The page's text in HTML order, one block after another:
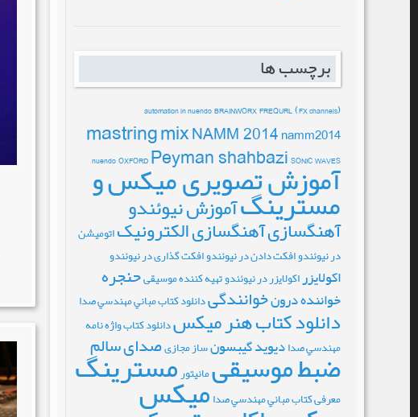
برچسب ها
(FX channels)
automation in nuendoBRAINWORXFREQURL
mastringmixNAMM 2014namm2014
nuendoOXFORDPeyman shahbaziSONICWAVES
آموزش تصویری میکس و
مسترینگآموزش نیوئندو
آهنگسازیآهنگسازی الکترونیکاتومیشن
در نیوئندوافکت دادن در نیوئندوافکت گذاری در نیوئندو
اکولایزراکولایزر در نیوئندوتهیه کننده موسیقیحنجره
خواننده درونخوانندگیدانلود کتاب مباني مهندسي صدا
دانلود کتاب هنر میکسدانلود کتاب واژه نامه
مهندسي صدادیوید گیبسونساز مجازیصدای سالم
ضبط موسیقیمانیتور مسترینگ
معرفی کتاب مباني مهندسي صدا میکس